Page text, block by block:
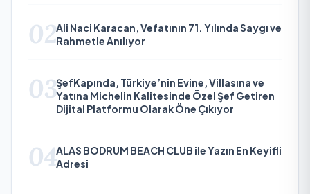
02Ali Naci Karacan, Vefatının 71. Yılında Saygı ve
Rahmetle Anılıyor
03ŞefKapında, Türkiye’nin Evine, Villasına ve
Yatına Michelin Kalitesinde Özel Şef Getiren
Dijital Platformu Olarak Öne Çıkıyor
04ALAS BODRUM BEACH CLUB ile Yazın En Keyifli
Adresi